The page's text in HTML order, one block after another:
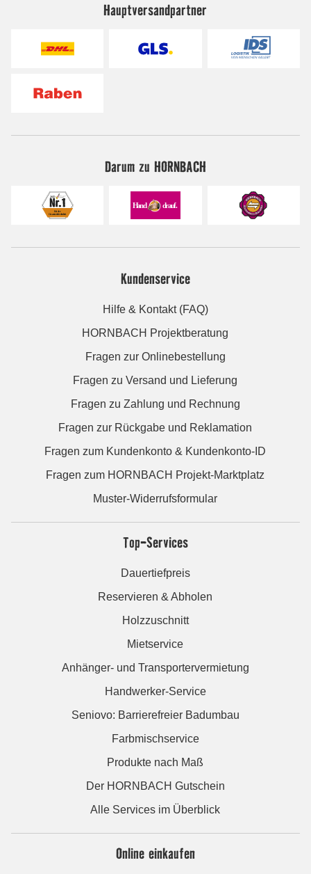
Hauptversandpartner
Darum zu HORNBACH
Kundenservice
Hilfe & Kontakt (FAQ)
HORNBACH Projektberatung
Fragen zur Onlinebestellung
Fragen zu Versand und Lieferung
Fragen zu Zahlung und Rechnung
Fragen zur Rückgabe und Reklamation
Fragen zum Kundenkonto & Kundenkonto-ID
Fragen zum HORNBACH Projekt-Marktplatz
Muster-Widerrufsformular
Top-Services
Dauertiefpreis
Reservieren & Abholen
Holzzuschnitt
Mietservice
Anhänger- und Transportervermietung
Handwerker-Service
Seniovo: Barrierefreier Badumbau
Farbmischservice
Produkte nach Maß
Der HORNBACH Gutschein
Alle Services im Überblick
Online einkaufen